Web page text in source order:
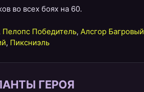
во всех боях на 60.
Пелопс Победитель, Алсгор Багровый
, Пиксниэль
ГЕРОЯ